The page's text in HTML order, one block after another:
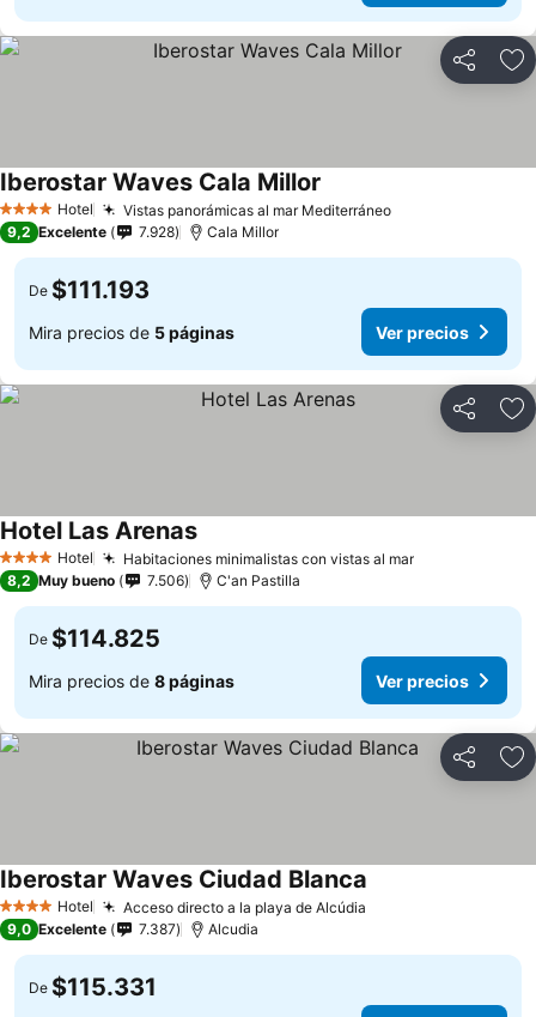
Compartir
4 EstrellasHotel Vistas panorámicas al mar MediterráneoVer precios
Iberostar Waves Cala Millor
9,2 Excelente 7.928 Cala Millor
De $111.193
Mira precios de 5 páginas Ver precios
Compartir
4 EstrellasHotel Habitaciones minimalistas con vistas al marVer precios
Hotel Las ArenasVer precios
8,2 Muy bueno 7.506 C'an Pastilla
De $114.825
Mira precios de 8 páginas Ver precios
Compartir
4 EstrellasHotel Acceso directo a la playa de Alcúdia
Iberostar Waves Ciudad Blanca
9,0 Excelente 7.387 Alcudia
De $115.331